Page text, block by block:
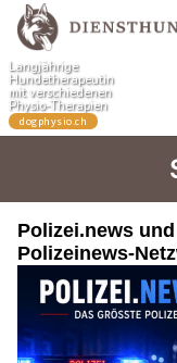
Polizei.news
Polizeinews-